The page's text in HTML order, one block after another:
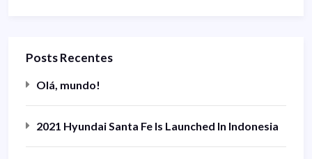
Posts Recentes
Olá, mundo!
2021 Hyundai Santa Fe Is Launched In Indonesia